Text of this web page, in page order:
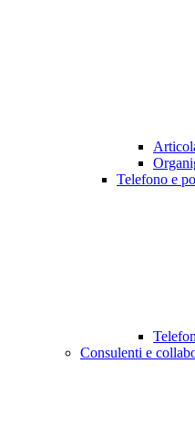
Telefono e
Consulenti e